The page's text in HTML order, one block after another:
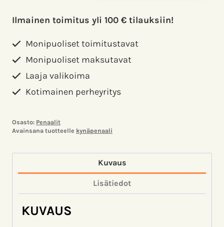
penaali
22x7cm
määrä
Ilmainen toimitus yli 100 € tilauksiin!
Monipuoliset toimitustavat
Monipuoliset maksutavat
Laaja valikoima
Kotimainen perheyritys
Osasto: Penaalit
Avainsana tuotteelle kynäpenaali
Kuvaus
Lisätiedot
KUVAUS